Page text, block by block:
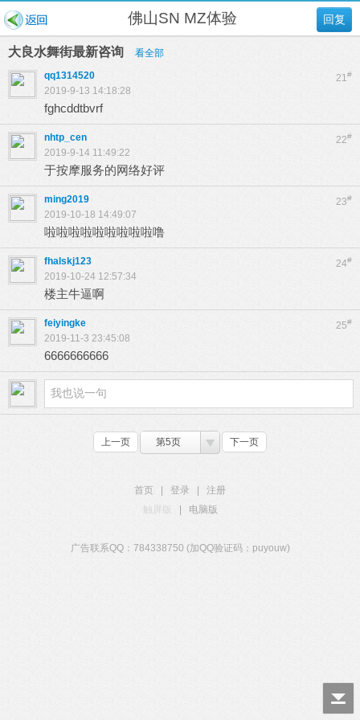
回复
佛山SN MZ体验
大良水舞街最新咨询 看全部
21#
qq1314520
2019-9-13 14:18:28
fghcddtbvrf
22#
nhtp_cen
2019-9-14 11:49:22
于按摩服务的网络好评
23#
ming2019
2019-10-18 14:49:07
啦啦啦啦啦啦啦啦啦噜
24#
fhalskj123
2019-10-24 12:57:34
楼主牛逼啊
25#
feiyingke
2019-11-3 23:45:08
6666666666
上一页 第5页 下一页
首页 登录
注册
触屏版
电脑版
广告联系QQ：784338750 (加QQ验证码：puyouw)